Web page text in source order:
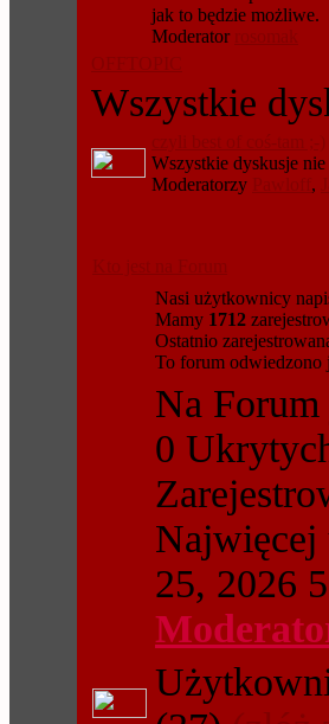
jak to będzie możliwe.
Moderator rosomak
OFFTOPIC
Wszystkie
czyli best of coś-tam ;-)
Wszystkie dyskusje
Moderatorzy Pawloff,
Kto jest na Forum
Nasi użytkownicy
Mamy 1712
Ostatnio
To forum odwiedzono
Na Forum
0
25, 2026